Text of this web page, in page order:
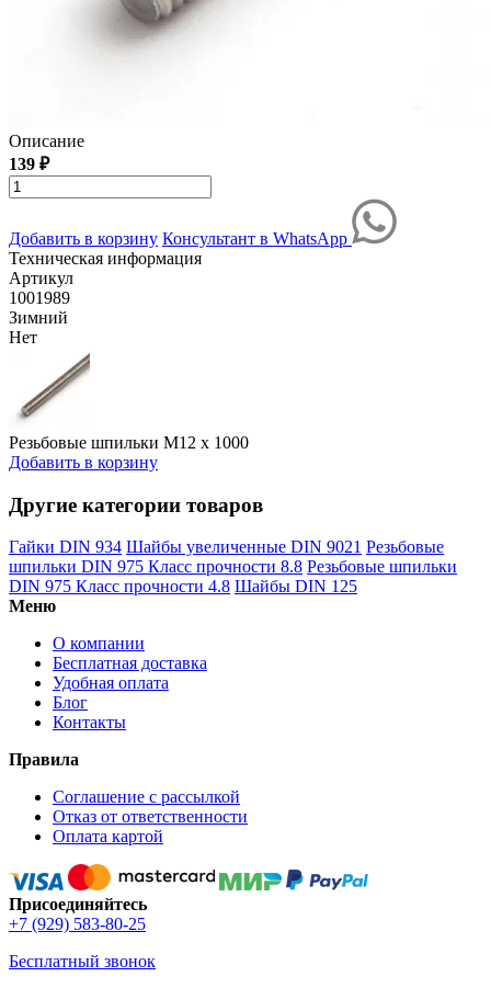
Описание
139 ₽
Добавить в корзину Консультант в WhatsApp
Техническая информация
Артикул
1001989
Зимний
Нет
Резьбовые шпильки М12 х 1000
Добавить в корзину
Другие категории товаров
Гайки DIN 934 Шайбы увеличенные DIN 9021 Резьбовые
шпильки DIN 975 Класс прочности 8.8 Резьбовые шпильки
DIN 975 Класс прочности 4.8 Шайбы DIN 125
Меню
О компании
Бесплатная доставка
Удобная оплата
Блог
Контакты
Правила
Соглашение с рассылкой
Отказ от ответственности
Оплата картой
Присоединяйтесь
+7 (929) 583-80-25
Бесплатный звонок